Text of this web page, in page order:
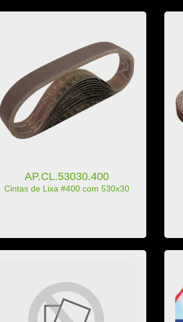
AP.CL.53030.400
Cintas de Lixa #400 com 530x30